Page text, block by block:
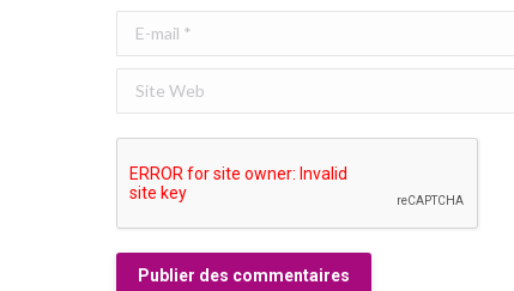
E-mail *
Site Web
Publier des commentaires